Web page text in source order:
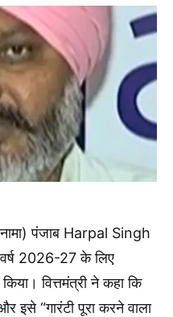
पंजाब Harpal Singh
2026-27 के लिए
वित्तमंत्री ने कहा कि
इसे “गारंटी पूरा करने वाला